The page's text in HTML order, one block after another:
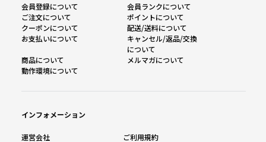
会員登録について
会員ランクについて
ご注文について
ポイントについて
クーポンについて
配送/送料について
お支払いについて
キャンセル/返品/交換
について
商品について
メルマガについて
動作環境について
インフォメーション
運営会社 ご利用規約